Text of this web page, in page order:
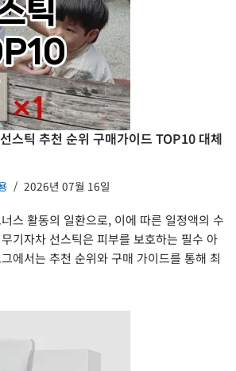
스틱 추천 순위 구매가이드 TOP10 대체
2026년 07월 16일
스 활동의 일환으로, 이에 따른 일정액의 수
기자차 선스틱은 피부를 보호하는 필수 아
에서는 추천 순위와 구매 가이드를 통해 최